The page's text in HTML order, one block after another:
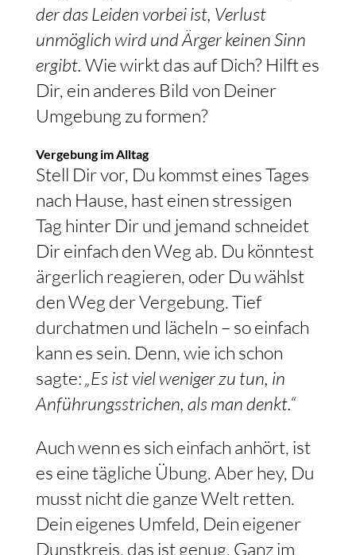
der das Leiden vorbei ist, Verlust
unmöglich wird und Ärger keinen Sinn
ergibt. Wie wirkt das auf Dich? Hilft es
Dir, ein anderes Bild von Deiner
Umgebung zu formen?
Vergebung im Alltag
Stell Dir vor, Du kommst eines Tages
nach Hause, hast einen stressigen
Tag hinter Dir und jemand schneidet
Dir einfach den Weg ab. Du könntest
ärgerlich reagieren, oder Du wählst
den Weg der Vergebung. Tief
durchatmen und lächeln – so einfach
kann es sein. Denn, wie ich schon
sagte: „Es ist viel weniger zu tun, in
Anführungsstrichen, als man denkt.“
Auch wenn es sich einfach anhört, ist
es eine tägliche Übung. Aber hey, Du
musst nicht die ganze Welt retten.
Dein eigenes Umfeld, Dein eigener
Dunstkreis, das ist genug. Ganz im